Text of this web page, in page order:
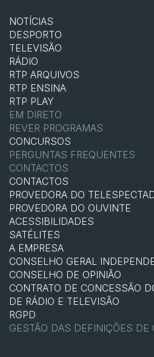
NOTÍCIAS
DESPORTO
TELEVISÃO
RÁDIO
RTP ARQUIVOS
RTP ENSINA
RTP PLAY
EM DIRETO
REVER PROGRAMAS
CONCURSOS
PERGUNTAS FREQUENTES
CONTACTOS
CONTACTOS
PROVEDORA DO
PROVEDORA DO OUVINTE
ACESSIBILIDADES
SATÉLITES
A EMPRESA
CONSELHO GERAL
CONSELHO DE OPINIÃO
CONTRATO DE CONCESSÃO
DE RÁDIO E TELEVISÃO
RGPD
GESTÃO DAS DEFINIÇÕES DE